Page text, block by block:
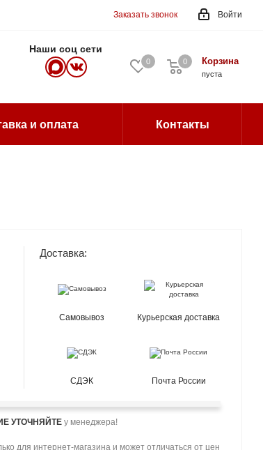
Войти
Заказать звонок
Наши соц сети
0 Корзина
0
пуста
0
и оплата Контакты
Доставка:
Самовывоз Курьерская доставка
СДЭК Почта России
УТОЧНЯЙТЕ у менеджера!
для интернет-магазина и может отличаться от цен